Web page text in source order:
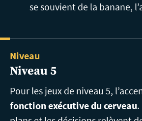
se souvient de la banane,
Niveau
Niveau 5
Pour les jeux de niveau 5,
fonction exécutive du cerveau